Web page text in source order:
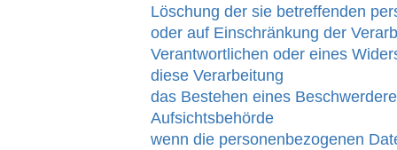
Löschung der sie betreffenden
oder auf Einschränkung der
Verantwortlichen oder eines
diese Verarbeitung
das Bestehen eines
Aufsichtsbehörde
wenn die personenbezogenen